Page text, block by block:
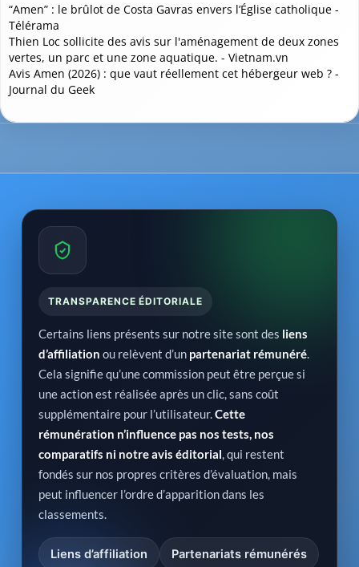
“Amen” : le brûlot de Costa Gavras envers l’Église catholique -
Télérama
Thien Loc sollicite des avis sur l'aménagement de deux zones
vertes, un parc et une zone aquatique. - Vietnam.vn
Avis Amen (2026) : que vaut réellement cet hébergeur web ? -
Journal du Geek
TRANSPARENCE ÉDITORIALE
Certains liens présents sur notre site sont des liens
d’affiliation ou relèvent d’un partenariat rémunéré.
Cela signifie qu’une commission peut être perçue si
une action est réalisée après un clic, sans coût
supplémentaire pour l’utilisateur.Cette
rémunération n’influence pas nos tests, nos
comparatifs ni notre avis éditorial, qui restent
fondés sur nos propres critères d’évaluation, mais
peut influencer l’ordre d’apparition dans les
classements.
Liens d’affiliation Partenariats rémunérés